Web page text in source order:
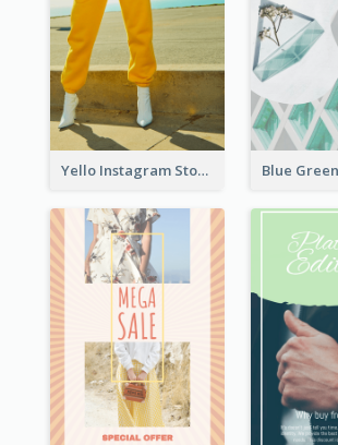
Yello Instagram Story